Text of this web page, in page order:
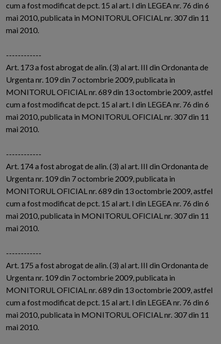
cum a fost modificat de pct. 15 al art. I din LEGEA nr. 76 din 6
mai 2010, publicata in MONITORUL OFICIAL nr. 307 din 11
mai 2010.
------------
Art. 173 a fost abrogat de alin. (3) al art. III din Ordonanta de
Urgenta nr. 109 din 7 octombrie 2009, publicata in
MONITORUL OFICIAL nr. 689 din 13 octombrie 2009, astfel
cum a fost modificat de pct. 15 al art. I din LEGEA nr. 76 din 6
mai 2010, publicata in MONITORUL OFICIAL nr. 307 din 11
mai 2010.
------------
Art. 174 a fost abrogat de alin. (3) al art. III din Ordonanta de
Urgenta nr. 109 din 7 octombrie 2009, publicata in
MONITORUL OFICIAL nr. 689 din 13 octombrie 2009, astfel
cum a fost modificat de pct. 15 al art. I din LEGEA nr. 76 din 6
mai 2010, publicata in MONITORUL OFICIAL nr. 307 din 11
mai 2010.
------------
Art. 175 a fost abrogat de alin. (3) al art. III din Ordonanta de
Urgenta nr. 109 din 7 octombrie 2009, publicata in
MONITORUL OFICIAL nr. 689 din 13 octombrie 2009, astfel
cum a fost modificat de pct. 15 al art. I din LEGEA nr. 76 din 6
mai 2010, publicata in MONITORUL OFICIAL nr. 307 din 11
mai 2010.